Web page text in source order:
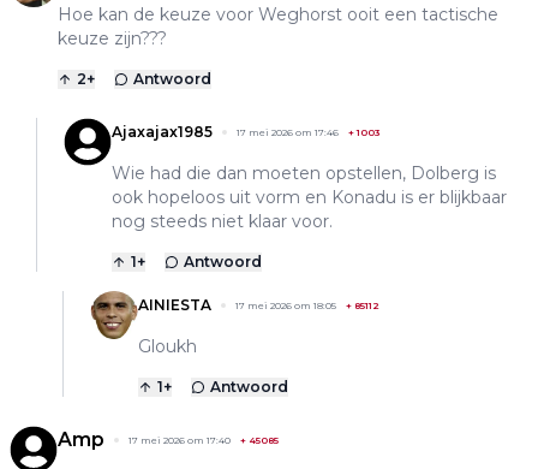
Hoe kan de keuze voor Weghorst ooit een tactische
keuze zijn???
2+ Antwoord
Ajaxajax1985 17 mei 2026 om 17:46 +1003
Wie had die dan moeten opstellen, Dolberg is
ook hopeloos uit vorm en Konadu is er blijkbaar
nog steeds niet klaar voor.
1+ Antwoord
AINIESTA 17 mei 2026 om 18:05 + 85112
Gloukh
1+ Antwoord
Amp 17 mei 2026 om 17:40 + 45085